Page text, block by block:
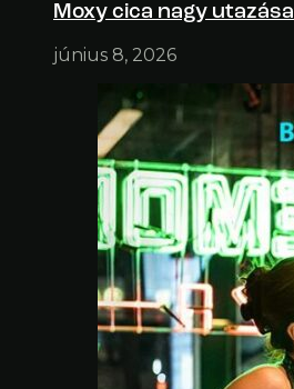
Moxy cica nagy utazása
június 8, 2026